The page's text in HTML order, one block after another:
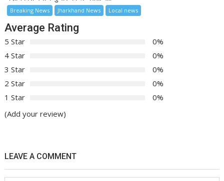
Breaking News Jharkhand News Local news
Average Rating
5 Star
0%
4 Star
0%
3 Star
0%
2 Star
0%
1 Star
0%
(Add your review)
LEAVE A COMMENT